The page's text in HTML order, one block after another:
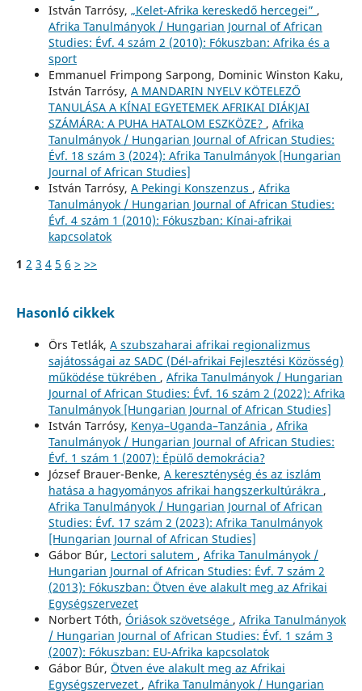
István Tarrósy, „Kelet-Afrika kereskedő hercegei” ,
Afrika Tanulmányok / Hungarian Journal of African
Studies: Évf. 4 szám 2 (2010): Fókuszban: Afrika és a
sport
Emmanuel Frimpong Sarpong, Dominic Winston Kaku,
István Tarrósy, A MANDARIN NYELV KÖTELEZŐ
TANULÁSA A KÍNAI EGYETEMEK AFRIKAI DIÁKJAI
SZÁMÁRA: A PUHA HATALOM ESZKÖZE? , Afrika
Tanulmányok / Hungarian Journal of African Studies:
Évf. 18 szám 3 (2024): Afrika Tanulmányok [Hungarian
Journal of African Studies]
István Tarrósy, A Pekingi Konszenzus , Afrika
Tanulmányok / Hungarian Journal of African Studies:
Évf. 4 szám 1 (2010): Fókuszban: Kínai-afrikai
kapcsolatok
1 2 3 4 5 6 > >>
Hasonló cikkek
Örs Tetlák, A szubszaharai afrikai regionalizmus
sajátosságai az SADC (Dél-afrikai Fejlesztési Közösség)
működése tükrében , Afrika Tanulmányok / Hungarian
Journal of African Studies: Évf. 16 szám 2 (2022): Afrika
Tanulmányok [Hungarian Journal of African Studies]
István Tarrósy, Kenya–Uganda–Tanzánia , Afrika
Tanulmányok / Hungarian Journal of African Studies:
Évf. 1 szám 1 (2007): Épülő demokrácia?
József Brauer-Benke, A kereszténység és az iszlám
hatása a hagyományos afrikai hangszerkultúrákra ,
Afrika Tanulmányok / Hungarian Journal of African
Studies: Évf. 17 szám 2 (2023): Afrika Tanulmányok
[Hungarian Journal of African Studies]
Gábor Búr, Lectori salutem , Afrika Tanulmányok /
Hungarian Journal of African Studies: Évf. 7 szám 2
(2013): Fókuszban: Ötven éve alakult meg az Afrikai
Egységszervezet
Norbert Tóth, Óriások szövetsége , Afrika Tanulmányok
/ Hungarian Journal of African Studies: Évf. 1 szám 3
(2007): Fókuszban: EU-Afrika kapcsolatok
Gábor Búr, Ötven éve alakult meg az Afrikai
Egységszervezet , Afrika Tanulmányok / Hungarian